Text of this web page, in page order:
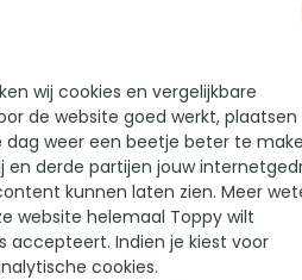
Sok
wij cookies en vergelijkbare
de website goed werkt, plaatsen
weer een beetje beter te
en derde partijen jouw
kunnen laten zien. Meer
website helemaal Toppy wilt
accepteert. Indien je kiest voor
cookies.